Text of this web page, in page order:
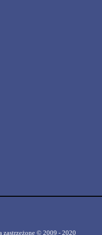
zastrzeżone © 2009 - 2020